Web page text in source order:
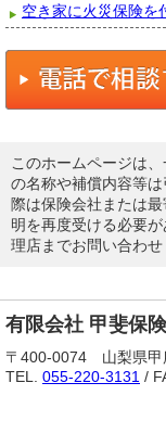
空き家に火災保険を
このホームページは
の名称や補償内容等
際は保険会社または
明を再度受ける必要
理店までお問い合わせ
有限会社 甲斐保
〒400-0074 山梨県甲
TEL. 055-220-3131 /